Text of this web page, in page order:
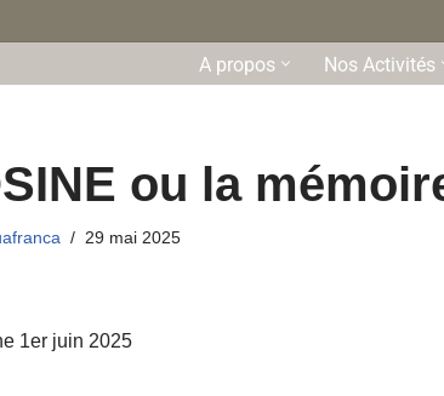
A propos Nos Activités
ou la
29 mai 2025
1er juin 2025